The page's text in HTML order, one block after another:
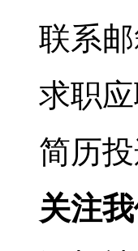
联系邮
求职应
简历投
关注